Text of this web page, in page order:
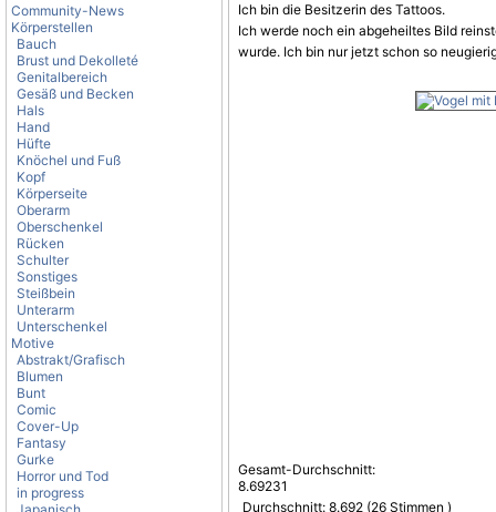
Community-News
Körperstellen
Bauch
Brust und Dekolleté
Genitalbereich
Gesäß und Becken
Hals
Hand
Hüfte
Knöchel und Fuß
Kopf
Körperseite
Oberarm
Oberschenkel
Rücken
Schulter
Sonstiges
Steißbein
Unterarm
Unterschenkel
Motive
Abstrakt/Grafisch
Blumen
Bunt
Comic
Cover-Up
Fantasy
Gurke
Horror und Tod
in progress
Ich bin die Besitzerin des Tattoos.
Ich werde noch ein abgeheiltes Bild
wurde. Ich bin nur jetzt schon so
Gesamt-Durchschnitt:
8.69231
Durchschnitt: 8.692 (26 Stimmen )